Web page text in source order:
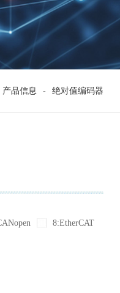
产品信息 - 绝对值编码器
8:EtherCAT